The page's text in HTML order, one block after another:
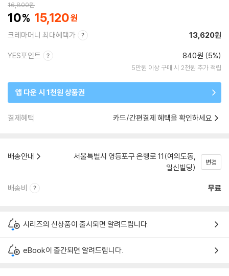
16,800원
10 15,120
크레마머니 최대혜택가 13,620원
YES포인트 840원 (5%)
5만원 이상 구매 시 2천원 추가 적립
앱 다운 시 1천원 상품권
결제혜택 카드/간편결제 혜택을 확인하세요
배송안내
서울특별시 영등포구 은행로 11(여의도동,
일신빌딩)
변경
배송비 무료
시리즈의 신상품이 출시되면 알려드립니다.
eBook이 출간되면 알려드립니다.